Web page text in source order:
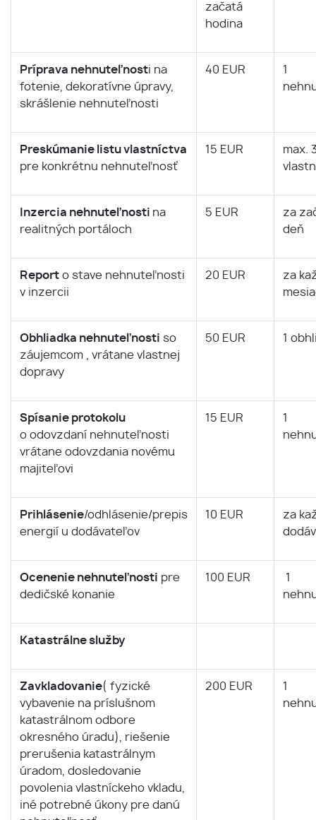
začatá
hodina
Príprava nehnuteľnosti na
fotenie, dekoratívne úpravy,
skrášlenie nehnuteľnosti
40 EUR
1
Preskúmanie listu vlastníctva
pre konkrétnu nehnuteľnosť
15 EUR
max.
Inzercia nehnuteľnosti na
realitných portáloch
5 EUR
za
deň
Report o stave nehnuteľnosti
v inzercii
20 EUR
za
Obhliadka nehnuteľnosti so
záujemcom , vrátane vlastnej
dopravy
50 EUR 1
Spísanie protokolu
o odovzdaní nehnuteľnosti
vrátane odovzdania novému
majiteľovi
15 EUR
1
Prihlásenie/odhlásenie/prepis
energií u dodávateľov
10 EUR
za
Ocenenie nehnuteľnosti pre
dedičské konanie
100 EUR
1
Katastrálne služby
Zavkladovanie( fyzické
vybavenie na príslušnom
katastrálnom odbore
okresného úradu), riešenie
prerušenia katastrálnym
úradom, dosledovanie
povolenia vlastníckeho vkladu,
iné potrebné úkony pre danú
200 EUR
1